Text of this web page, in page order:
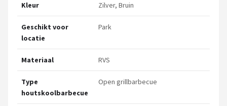
Kleur Zilver, Bruin
Geschikt voor
locatie
Park
Materiaal RVS
Type
houtskoolbarbecue
Open grillbarbecue